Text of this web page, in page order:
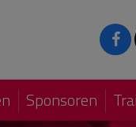
Sponsoren